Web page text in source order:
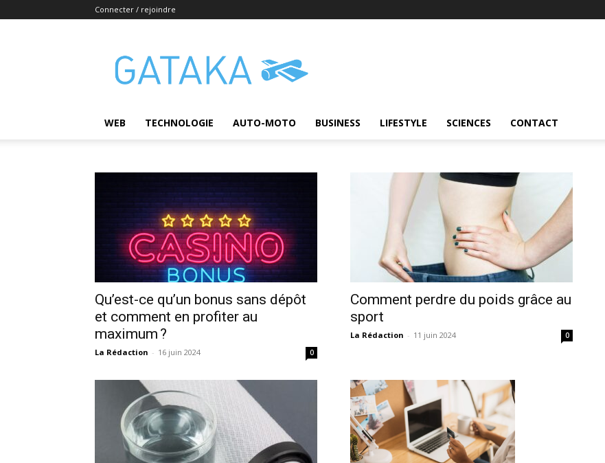
Connecter / rejoindre
WEB TECHNOLOGIE AUTO-MOTO BUSINESS LIFESTYLE SCIENCES CONTACT
Qu’est-ce qu’un bonus sans dépôt
et comment en profiter au
maximum ?
La Rédaction - 16 juin 2024 0
Comment perdre du poids grâce au
sport
La Rédaction - 11 juin 2024 0